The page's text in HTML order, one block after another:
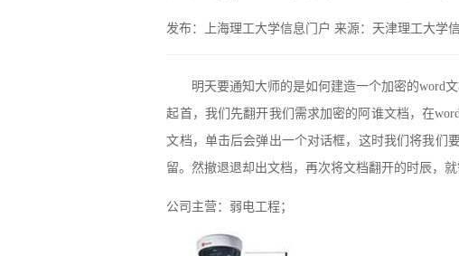
发布：上海理工大学信息门户 来源：天津理工大学
明天要通知大师的是如何建造一个加密的word
起首，我们先翻开我们需求加密的阿谁文档，在
文档，单击后会弹出一个对话框，这时我们将我们
留。然撤退退却出文档，再次将文档翻开的时辰，
公司主营：弱电工程；